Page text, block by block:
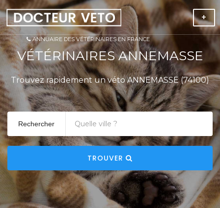
+
ANNUAIRE DES VÉTÉRINAIRES EN FRANCE
VÉTÉRINAIRES ANNEMASSE
Trouvez rapidement un véto ANNEMASSE (74100)
Rechercher
TROUVER